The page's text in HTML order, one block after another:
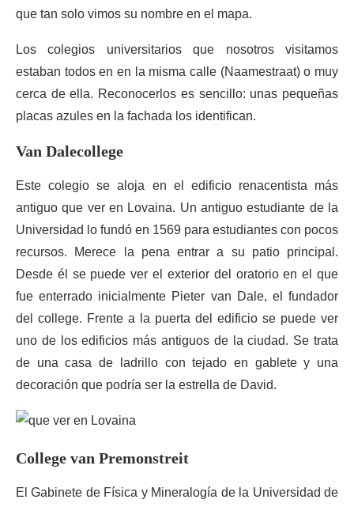
que tan solo vimos su nombre en el mapa.
Los colegios universitarios que nosotros visitamos
estaban todos en en la misma calle (Naamestraat) o muy
cerca de ella. Reconocerlos es sencillo: unas pequeñas
placas azules en la fachada los identifican.
Van Dalecollege
Este colegio se aloja en el edificio renacentista más
antiguo que ver en Lovaina. Un antiguo estudiante de la
Universidad lo fundó en 1569 para estudiantes con pocos
recursos. Merece la pena entrar a su patio principal.
Desde él se puede ver el exterior del oratorio en el que
fue enterrado inicialmente Pieter van Dale, el fundador
del college. Frente a la puerta del edificio se puede ver
uno de los edificios más antiguos de la ciudad. Se trata
de una casa de ladrillo con tejado en gablete y una
decoración que podría ser la estrella de David.
College van Premonstreit
El Gabinete de Física y Mineralogía de la Universidad de